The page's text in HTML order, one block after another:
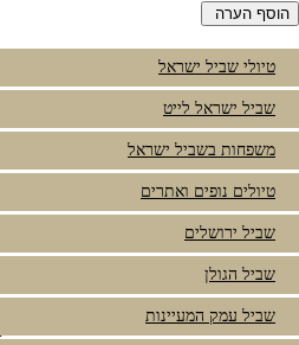
טיולי שביל ישראל
שביל ישראל לייט
משפחות בשביל ישראל
טיולים נופים ואתרים
שביל ירושלים
שביל הגולן
שביל עמק המעיינות